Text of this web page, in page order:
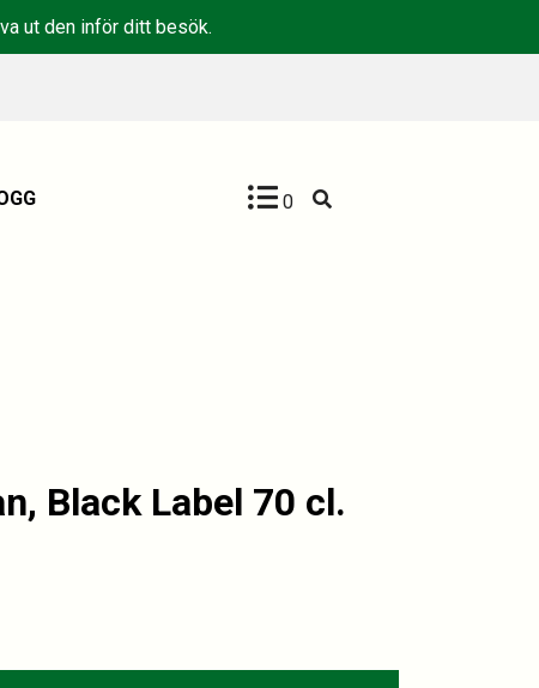
ut den inför ditt besök.
0
Black Label 70 cl.